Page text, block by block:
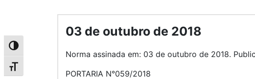
Alternar alto contraste
Alternar tamanho da fonte
03 de outubro de 2018
Norma assinada em: 03 de outubro de 2018.
PORTARIA N°059/2018